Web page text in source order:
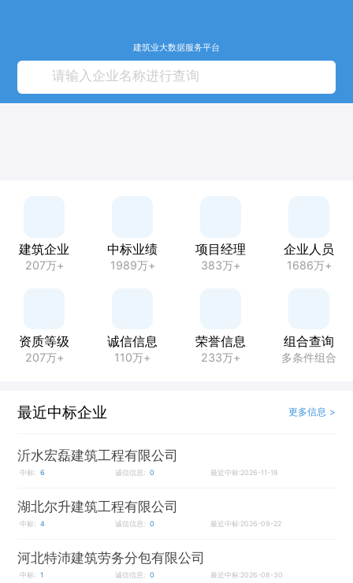
建筑业大数据服务平台
建筑企业
207万+
中标业绩
1989万+
项目经理
383万+
企业人员
1686万+
资质等级
207万+
诚信信息
110万+
荣誉信息
233万+
组合查询
多条件组合
最近中标企业 更多信息 >
沂水宏磊建筑工程有限公司
中标: 6 诚信信息: 0 最近中标:2026-11-18
湖北尔升建筑工程有限公司
中标: 4 诚信信息: 0 最近中标:2026-09-22
河北特沛建筑劳务分包有限公司
中标: 1 诚信信息: 0 最近中标:2026-08-30